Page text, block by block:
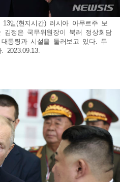
일(현지시간) 러시아 아무르주 보
김정은 국무위원장이 북러 정상회담
통령과 시설을 둘러보고 있다. 두
2023.09.13.